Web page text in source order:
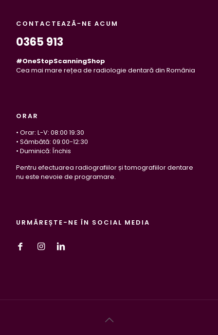
CONTACTEAZĂ-NE ACUM
0365 913
#OneStopScanningShop
Cea mai mare rețea de radiologie dentară din România
ORAR
• Orar: L-V: 08:00 19:30
• Sâmbătă: 09:00-12:30
• Duminică: Închis
Pentru efectuarea radiografiilor și tomografiilor dentare
nu este nevoie de programare.
URMĂREȘTE-NE ÎN SOCIAL MEDIA